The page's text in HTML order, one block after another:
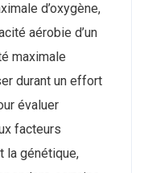
d’oxygène,
aérobie d’un
maximale
durant un effort
évaluer
facteurs
la génétique,